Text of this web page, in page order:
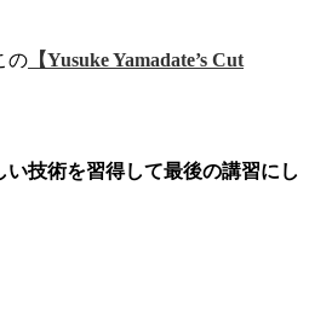
の 【Yusuke Yamadate’s Cut
い技術を習得して最後の講習にし